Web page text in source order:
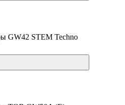
GW42 STEM Techno